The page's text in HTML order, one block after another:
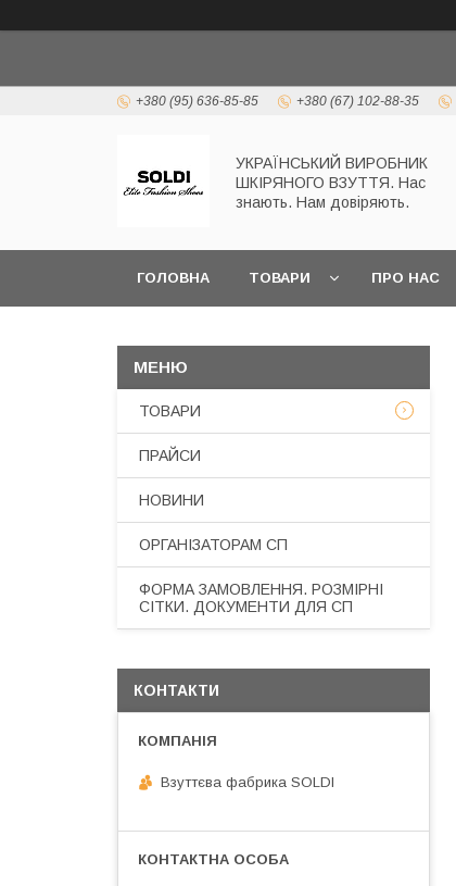
+380 (95) 636-85-85 +380 (67) 102-88-35
УКРАЇНСЬКИЙ ВИРОБНИК
ШКІРЯНОГО ВЗУТТЯ. Нас
знають. Нам довіряють.
ГОЛОВНА ТОВАРИ ПРО НАС
ТОВАРИ
ПРАЙСИ
НОВИНИ
ОРГАНІЗАТОРАМ СП
ФОРМА ЗАМОВЛЕННЯ. РОЗМІРНІ
СІТКИ. ДОКУМЕНТИ ДЛЯ СП
КОНТАКТИ
Взуттєва фабрика SOLDI